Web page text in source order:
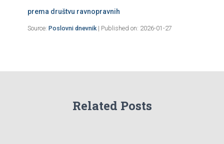
prema društvu ravnopravnih
Source: Poslovni dnevnik Published on: 2026-01-27
Related Posts